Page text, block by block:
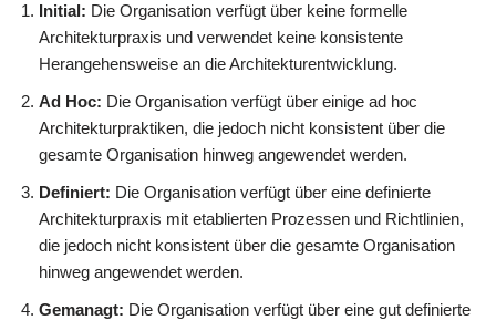
Initial: Die Organisation verfügt über keine formelle
Architekturpraxis und verwendet keine konsistente
Herangehensweise an die Architekturentwicklung.
Ad Hoc: Die Organisation verfügt über einige ad hoc
Architekturpraktiken, die jedoch nicht konsistent über die
gesamte Organisation hinweg angewendet werden.
Definiert: Die Organisation verfügt über eine definierte
Architekturpraxis mit etablierten Prozessen und Richtlinien,
die jedoch nicht konsistent über die gesamte Organisation
hinweg angewendet werden.
Gemanagt: Die Organisation verfügt über eine gut definierte